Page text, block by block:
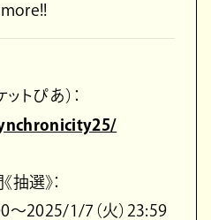
トぴあ）：
選》：
～2025/1/7（火）23:59